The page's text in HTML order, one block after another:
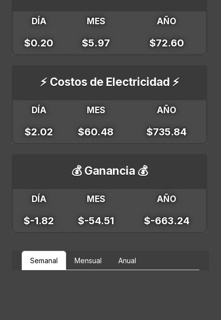
DÍA MES AÑO
$0.20 $5.97 $72.60
⚡ Costos de Electricidad ⚡
DÍA MES AÑO
$2.02 $60.48 $735.84
💰 Ganancia 💰
DÍA MES AÑO
$-1.82 $-54.51 $-663.24
Semanal Mensual Anual